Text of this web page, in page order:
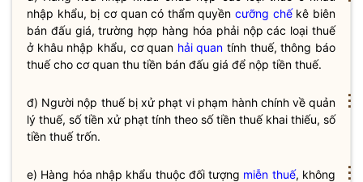
nhập khẩu, bị cơ quan có thẩmquyền cưỡng chếkê biên
bán đấu giá, trường hợp hàng hóa phải nộp các loại thuế
ở khâu nhập khẩu, cơ quan hải quan tính thuế, thông báo
thuếcho cơ quan thu tiền bán đấu giá để nộp tiền thuế.
đ) Người nộp thuếbị xử phạt vi phạm hành chính về quản
lý thuế, số tiền xử phạt tính theo số tiền thuếkhai thiếu, số
tiền thuếtrốn.
e) Hàng hóa nhập khẩu thuộc đối tượng miễn thuế, không
⋮
⋮